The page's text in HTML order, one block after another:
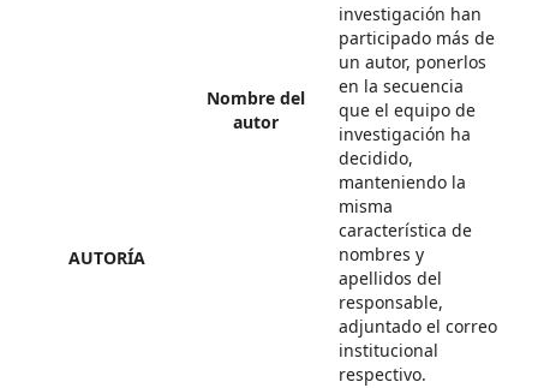
AUTORÍA
Nombre del
autor
investigación han
participado más de
un autor, ponerlos
en la secuencia
que el equipo de
investigación ha
decidido,
manteniendo la
misma
característica de
nombres y
apellidos del
responsable,
adjuntado el correo
institucional
respectivo.